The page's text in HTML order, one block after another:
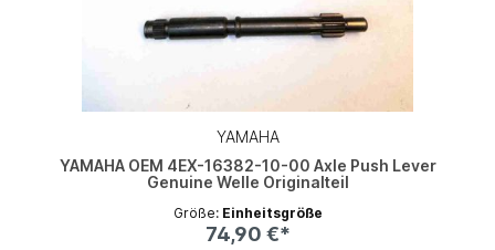
YAMAHA
YAMAHA OEM 4EX-16382-10-00 Axle Push Lever
Genuine Welle Originalteil
Größe: Einheitsgröße
74,90 €*